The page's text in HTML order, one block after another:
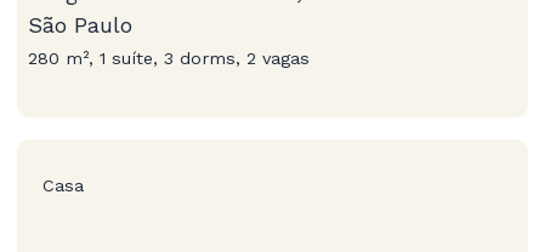
São Paulo
280 m², 1 suíte, 3 dorms, 2 vagas
Casa